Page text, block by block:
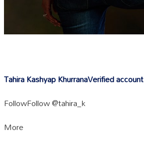
Tahira Kashyap KhurranaVerified account
FollowFollow @tahira_k
More